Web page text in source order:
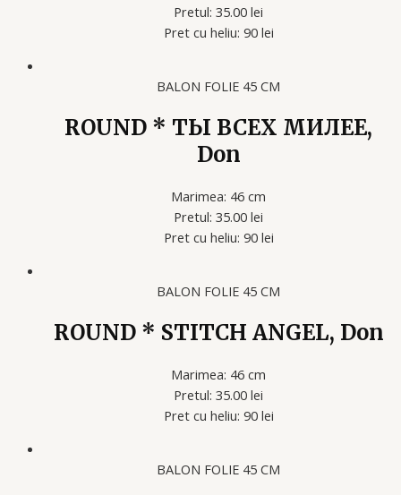
Pretul: 35.00 lei
Pret cu heliu: 90 lei
BALON FOLIE 45 CM
ROUND * ТЫ ВСЕХ МИЛЕЕ,
Don
Marimea: 46 cm
Pretul: 35.00 lei
Pret cu heliu: 90 lei
BALON FOLIE 45 CM
ROUND * STITCH ANGEL, Don
Marimea: 46 cm
Pretul: 35.00 lei
Pret cu heliu: 90 lei
BALON FOLIE 45 CM